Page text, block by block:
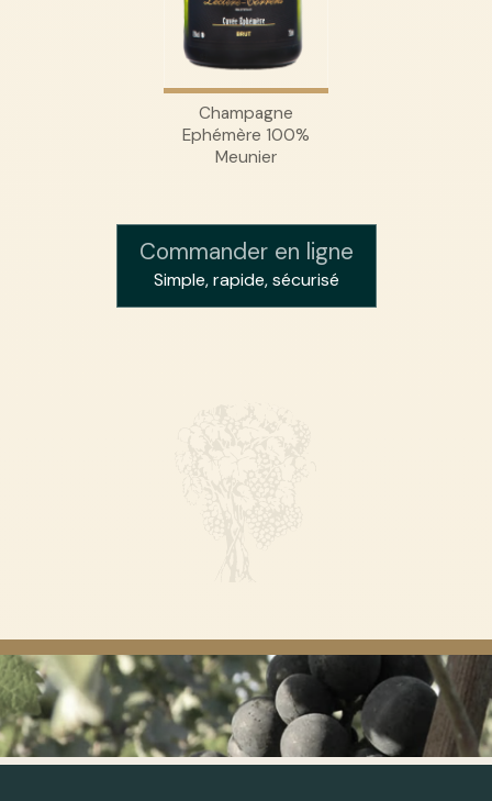
Champagne
Ephémère 100%
Meunier
Commander en ligne
Simple, rapide, sécurisé